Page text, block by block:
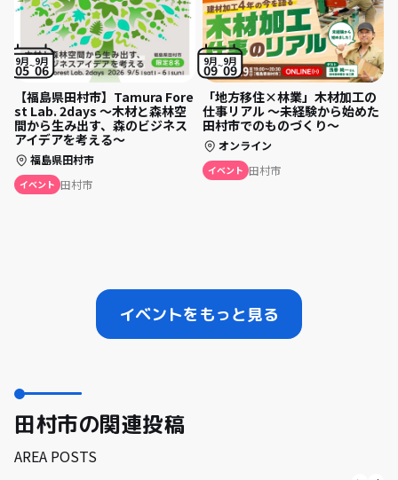
9月
05
9月
06
【福島県田村市】Tamura Fore
st Lab. 2days 〜木材と森林空
間から生み出す、森のビジネス
アイデアを考える〜
福島県田村市
イベント 田村市
9月
09
9月
09
「地方移住×林業」木材加工の
仕事リアル 〜未経験から始めた
田村市でのものづくり〜
オンライン
イベント 田村市
イベントをもっと見る
田村市の関連投稿
AREA POSTS